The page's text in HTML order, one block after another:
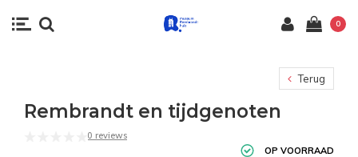
0
Terug
Rembrandt en tijdgenoten
0 reviews
OP VOORRAAD